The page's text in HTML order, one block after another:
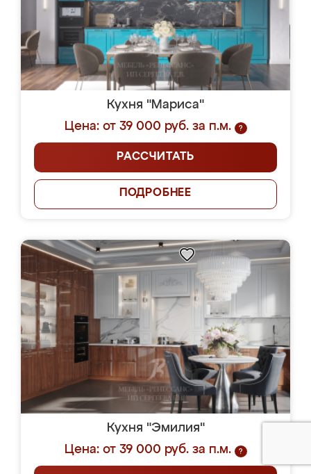
Кухня "Мариса"
Цена: от 39 000 руб. за п.м.
?
РАССЧИТАТЬ
ПОДРОБНЕЕ
Кухня "Эмилия"
Цена: от 39 000 руб. за п.м.
?